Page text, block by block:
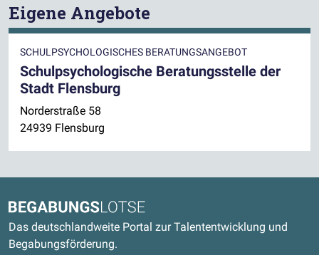
Eigene Angebote
SCHULPSYCHOLOGISCHES BERATUNGSANGEBOT
Schulpsychologische Beratungsstelle der
Stadt Flensburg
Norderstraße 58
24939 Flensburg
Begabungslotse
Das deutschlandweite Portal zur Talententwicklung und
Begabungsförderung.